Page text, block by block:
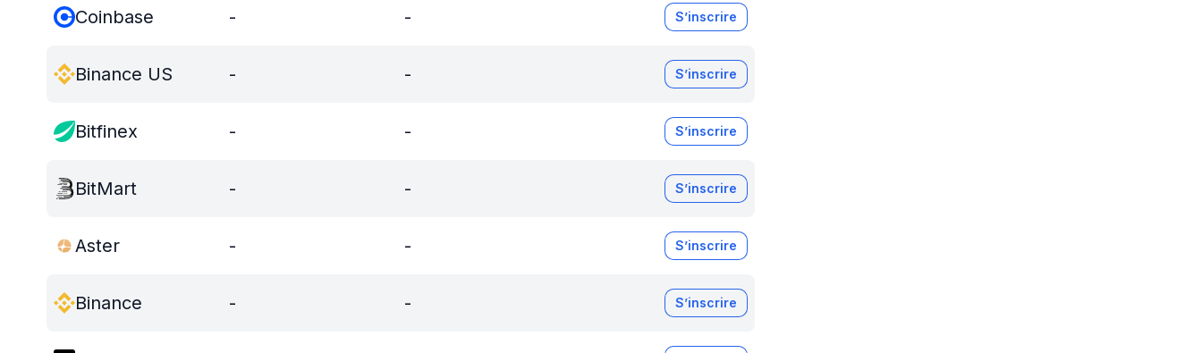
Coinbase - - S’inscrire
Binance US - - S’inscrire
Bitfinex - - S’inscrire
BitMart - - S’inscrire
Aster - - S’inscrire
Binance - - S’inscrire